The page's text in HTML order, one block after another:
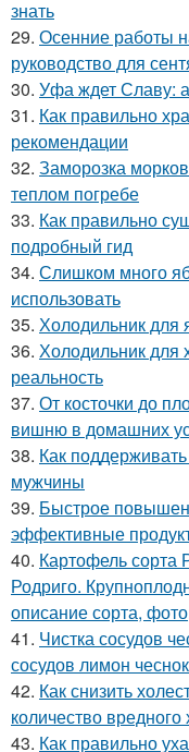
знать
29. Осенние работы
руководство для
30. Уфа ждет Славу:
31. Как правильно
рекомендации
32. Заморозка
теплом погребе
33. Как правильно
подробный гид
34. Слишком много
использовать
35. Холодильник для
36. Холодильник для
реальность
37. От косточки до
вишню в домашних
38. Как
мужчины
39. Быстрое
эффективные
40. Картофель сорта
Родриго.
описание сорта,
41. Чистка сосудов
сосудов лимон
42. Как снизить
количество
43. Как правильно